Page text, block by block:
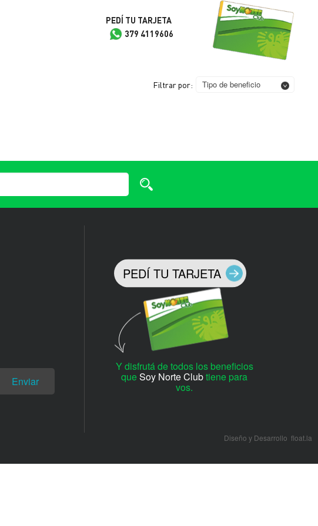
PEDÍ TU TARJETA
379 4119606
Filtrar por: Tipo de beneficio
Enviar
PEDÍ TU TARJETA
Y disfrutá de todos los beneficios
queSoy Norte Clubtiene para
vos.
Diseño y Desarrollo float.la